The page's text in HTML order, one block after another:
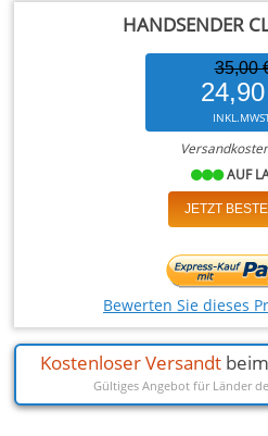
HANDSENDER
35,00
AUF
JETZT
Bewerten Sie dieses
Kostenloser Versandt
Gültiges Angebot für Länder